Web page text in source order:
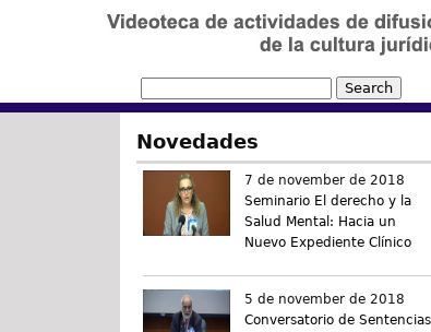
Novedades
7 de november de 2018
Seminario El derecho y la
Salud Mental: Hacia un
Nuevo Expediente Clínico
5 de november de 2018
Conversatorio de Sentencias